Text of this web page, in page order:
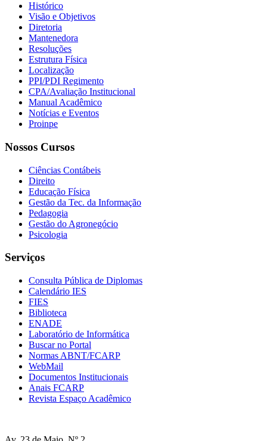
Histórico
Visão e Objetivos
Diretoria
Mantenedora
Resoluções
Estrutura Física
Localização
PPI/PDI Regimento
CPA/Avaliação Institucional
Manual Acadêmico
Notícias e Eventos
Proinpe
Nossos Cursos
Ciências Contábeis
Direito
Educação Física
Gestão da Tec. da Informação
Pedagogia
Gestão do Agronegócio
Psicologia
Serviços
Consulta Pública de Diplomas
Calendário IES
FIES
Biblioteca
ENADE
Laboratório de Informática
Buscar no Portal
Normas ABNT/FCARP
WebMail
Documentos Institucionais
Anais FCARP
Revista Espaço Acadêmico